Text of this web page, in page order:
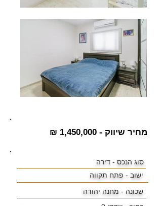
מחיר שיווק - 1,450,000 ₪
סוג הנכס - דירה
ישוב - פתח תקווה
שכונה - מחנה יהודה